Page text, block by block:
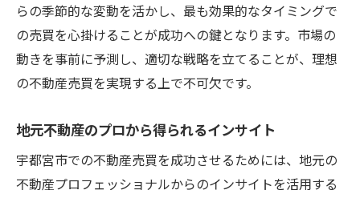
らの季節的な変動を活かし、最も効果的なタイミングで
の売買を心掛けることが成功への鍵となります。市場の
動きを事前に予測し、適切な戦略を立てることが、理想
の不動産売買を実現する上で不可欠です。
地元不動産のプロから得られるインサイト
宇都宮市での不動産売買を成功させるためには、地元の
不動産プロフェッショナルからのインサイトを活用する